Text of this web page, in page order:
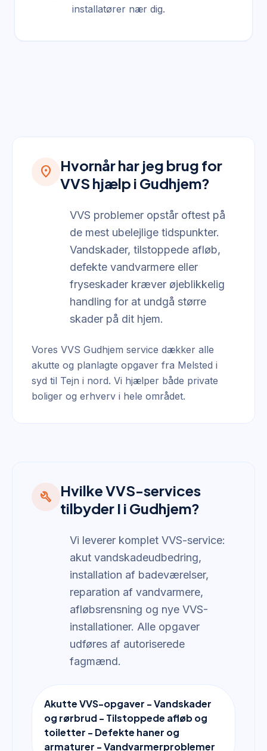
installatører nær dig.
location_on
Hvornår har jeg brug for
VVS hjælp i Gudhjem?
VVS problemer opstår oftest på
de mest ubelejlige tidspunkter.
Vandskader, tilstoppede afløb,
defekte vandvarmere eller
fryseskader kræver øjeblikkelig
handling for at undgå større
skader på dit hjem.
Vores VVS Gudhjem service dækker alle
akutte og planlagte opgaver fra Melsted i
syd til Tejn i nord. Vi hjælper både private
boliger og erhverv i hele området.
build
Hvilke VVS-services
tilbyder I i Gudhjem?
Vi leverer komplet VVS-service:
akut vandskadeudbedring,
installation af badeværelser,
reparation af vandvarmere,
afløbsrensning og nye VVS-
installationer. Alle opgaver
udføres af autoriserede
fagmænd.
Akutte VVS-opgaver - Vandskader
og rørbrud - Tilstoppede afløb og
toiletter - Defekte haner og
armaturer - Vandvarmerproblemer